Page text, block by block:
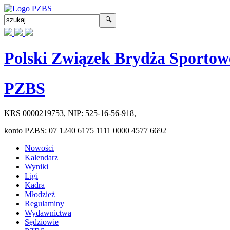
Polski Związek Brydża
PZBS
KRS 0000219753, NIP: 525-16-56-918,
konto PZBS: 07 1240 6175 1111 0000 4577 6692
Nowości
Kalendarz
Wyniki
Ligi
Kadra
Młodzież
Regulaminy
Wydawnictwa
Sędziowie